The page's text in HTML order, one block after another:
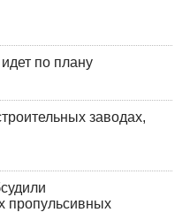
по плану
заводах,
пропульсивных